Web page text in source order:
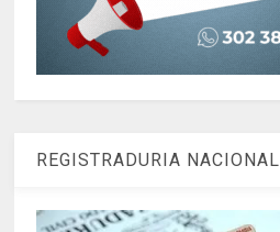
REGISTRADURIA NACIONAL